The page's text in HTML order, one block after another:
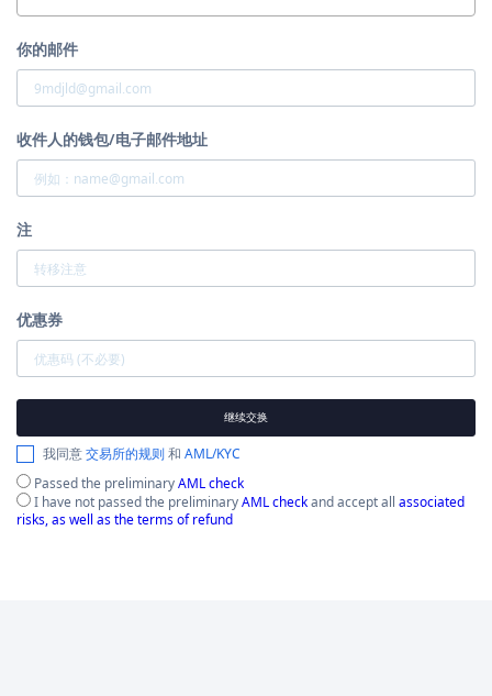
你的邮件
收件人的钱包/电子邮件地址
注
优惠券
继续交换
我同意交易所的规则和 AML/KYC
Passed the preliminaryAML check
I have not passed the preliminaryAML checkand accept all associated
risks, as well as the terms of refund